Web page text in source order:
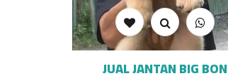
JUAL JANTAN BIG BON